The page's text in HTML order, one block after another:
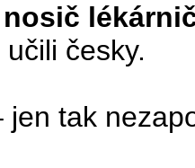
česky.
jen tak